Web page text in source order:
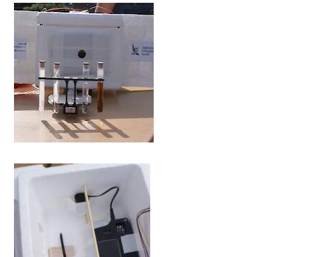
Lernangebot
Service & Infos